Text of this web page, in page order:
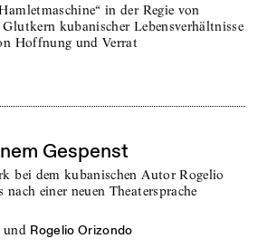
in der Regie von
kubanischer Lebensverhältnisse
Hoffnung und Verrat
Gespenst
bei dem kubanischen Autor Rogelio
einer neuen Theatersprache
und Rogelio Orizondo